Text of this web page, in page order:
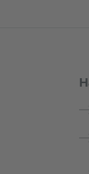
Service-